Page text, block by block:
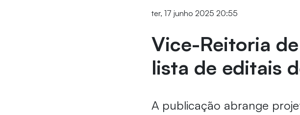
ter, 17 junho 2025 20:55
Vice-Reitoria
lista de editais
A publicação abrange